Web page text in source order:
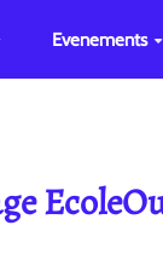
Evenements